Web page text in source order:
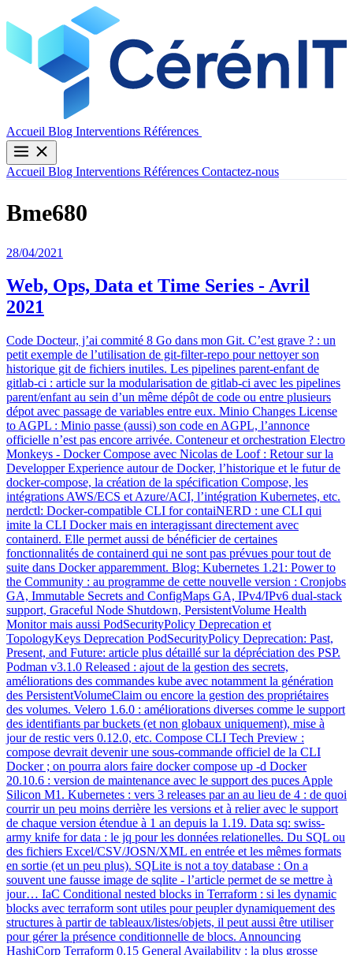
Accueil Blog Interventions Références
Accueil Blog Interventions Références Contactez-nous
Bme680
28/04/2021
Web, Ops, Data et Time Series - Avril
2021
Code Docteur, j’ai commité 8 Go dans mon Git. C’est grave ? : un
petit exemple de l’utilisation de git-filter-repo pour nettoyer son
historique git de fichiers inutiles. Les pipelines parent-enfant de
gitlab-ci : article sur la modularisation de gitlab-ci avec les pipelines
parent/enfant au sein d’un même dépôt de code ou entre plusieurs
dépot avec passage de variables entre eux. Minio Changes License
to AGPL : Minio passe (aussi) son code en AGPL, l’annonce
officielle n’est pas encore arrivée. Conteneur et orchestration Electro
Monkeys - Docker Compose avec Nicolas de Loof : Retour sur la
Developper Experience autour de Docker, l’historique et le futur de
docker-compose, la création de la spécification Compose, les
intégrations AWS/ECS et Azure/ACI, l’intégration Kubernetes, etc.
nerdctl: Docker-compatible CLI for contaiNERD : une CLI qui
imite la CLI Docker mais en interagissant directement avec
containerd. Elle permet aussi de bénéficier de certaines
fonctionnalités de containerd qui ne sont pas prévues pour tout de
suite dans Docker apparemment. Blog: Kubernetes 1.21: Power to
the Community : au programme de cette nouvelle version : Cronjobs
GA, Immutable Secrets and ConfigMaps GA, IPv4/IPv6 dual-stack
support, Graceful Node Shutdown, PersistentVolume Health
Monitor mais aussi PodSecurityPolicy Deprecation et
TopologyKeys Deprecation PodSecurityPolicy Deprecation: Past,
Present, and Future: article plus détaillé sur la dépréciation des PSP.
Podman v3.1.0 Released : ajout de la gestion des secrets,
améliorations des commandes kube avec notamment la génération
des PersistentVolumeClaim ou encore la gestion des propriétaires
des volumes. Velero 1.6.0 : améliorations diverses comme le support
des identifiants par buckets (et non globaux uniquement), mise à
jour de restic vers 0.12.0, etc. Compose CLI Tech Preview :
compose devrait devenir une sous-commande officiel de la CLI
Docker ; on pourra alors faire docker compose up -d Docker
20.10.6 : version de maintenance avec le support des puces Apple
Silicon M1. Kubernetes : vers 3 releases par an au lieu de 4 : de quoi
courrir un peu moins derrière les versions et à relier avec le support
de chaque version étendue à 1 an depuis la 1.19. Data sq: swiss-
army knife for data : le jq pour les données relationelles. Du SQL ou
des fichiers Excel/CSV/JOSN/XML en entrée et les mêmes formats
en sortie (et un peu plus). SQLite is not a toy database : On a
souvent une fausse image de sqlite - l’article permet de se mettre à
jour… IaC Conditional nested blocks in Terraform : si les dynamic
blocks avec terraform sont utiles pour peupler dynamiquement des
structures à partir de tableaux/listes/objets, il peut aussi être utiliser
pour gérer la présence conditionnelle de blocs. Announcing
HashiCorp Terraform 0.15 General Availability : la plus grosse